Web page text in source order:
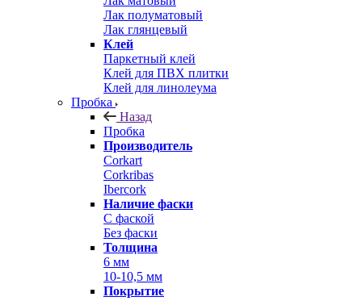
Лак полуматовый
Лак глянцевый
Клей
Паркетный клей
Клей для ПВХ плитки
Клей для линолеума
Пробка
Назад
Пробка
Производитель
Corkart
Corkribas
Ibercork
Наличие фаски
С фаской
Без фаски
Толщина
6 мм
10-10,5 мм
Покрытие